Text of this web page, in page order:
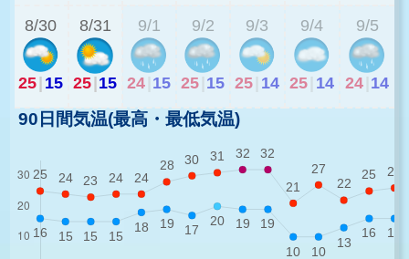
8/30
25 15
8/31
25 15
9/1
24 15
9/2
25 15
9/3
25 14
9/4
25 14
9/5
24 14
90日間気温(最高・最低気温)